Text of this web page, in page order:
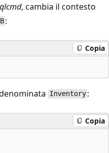
, cambia il contesto
:
Copia
Inventory :
Copia